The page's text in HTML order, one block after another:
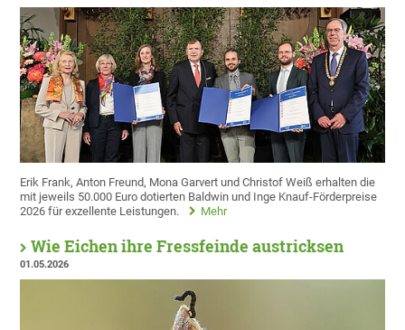
Erik Frank, Anton Freund, Mona Garvert und Christof Weiß erhalten die
mit jeweils 50.000 Euro dotierten Baldwin und Inge Knauf-Förderpreise
2026 für exzellente Leistungen.
Mehr
Wie Eichen ihre Fressfeinde austricksen
01.05.2026